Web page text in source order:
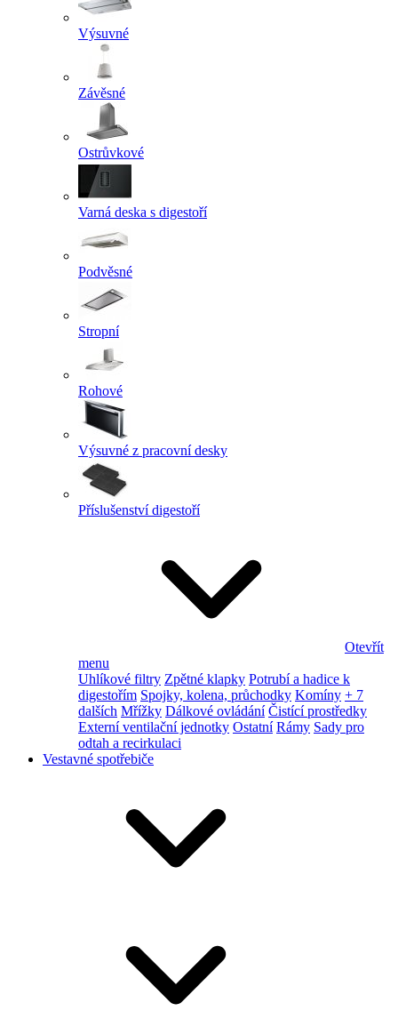
Výsuvné
Závěsné
Ostrůvkové
Varná deska s digestoří
Podvěsné
Stropní
Rohové
Výsuvné z pracovní desky
Příslušenství digestoří
Otevřít
menu
Uhlíkové filtry Zpětné klapky Potrubí a hadice k
digestořím Spojky, kolena, průchodky Komíny + 7
dalších Mřížky Dálkové ovládání Čistící prostředky
Externí ventilační jednotky Ostatní Rámy Sady pro
odtah a recirkulaci
Vestavné spotřebiče